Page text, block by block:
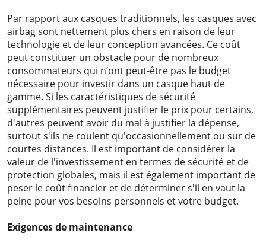
Par rapport aux casques traditionnels, les casques avec
airbag sont nettement plus chers en raison de leur
technologie et de leur conception avancées. Ce coût
peut constituer un obstacle pour de nombreux
consommateurs qui n’ont peut-être pas le budget
nécessaire pour investir dans un casque haut de
gamme. Si les caractéristiques de sécurité
supplémentaires peuvent justifier le prix pour certains,
d'autres peuvent avoir du mal à justifier la dépense,
surtout s'ils ne roulent qu'occasionnellement ou sur de
courtes distances. Il est important de considérer la
valeur de l'investissement en termes de sécurité et de
protection globales, mais il est également important de
peser le coût financier et de déterminer s'il en vaut la
peine pour vos besoins personnels et votre budget.
Exigences de maintenance